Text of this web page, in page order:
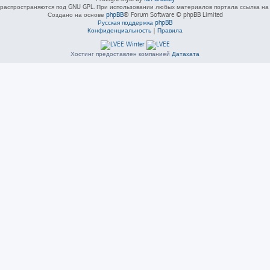
под GNU GPL. При использовании любых материалов портала ссылка на
Создано на основе phpBB® Forum Software © phpBB Limited
Русская поддержка phpBB
Конфиденциальность | Правила
Хостинг предоставлен компанией Датахата